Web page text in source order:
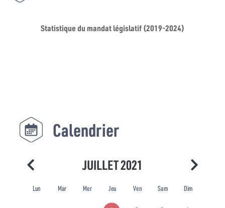
Statistique du mandat législatif (2019-2024)
Calendrier
JUILLET 2021
Lun Mar Mer Jeu Ven Sam Dim